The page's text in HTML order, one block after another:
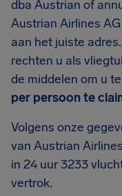
dba Austrian of
Austrian Airlines
aan het juiste
rechten u als
de middelen om u
per persoon te
Volgens onze
van Austrian
in 24 uur 3233
vertrok.